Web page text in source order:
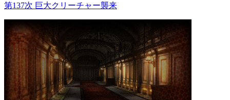
第137次 巨大クリーチャー襲来